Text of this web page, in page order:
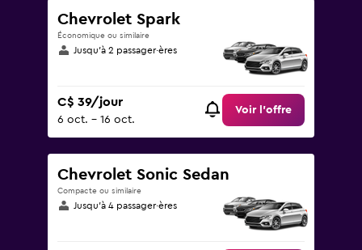
Chevrolet Spark
Économique ou similaire
Jusqu’à 2 passager·ères
C$ 39/jour
6 oct. - 16 oct.
Voir l’offre
Chevrolet Sonic Sedan
Compacte ou similaire
Jusqu’à 4 passager·ères